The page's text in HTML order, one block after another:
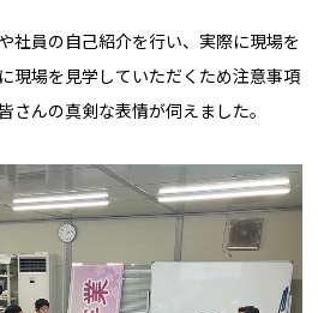
社員の自己紹介を行い、実際に現場を
現場を見学していただくため注意事項
さんの真剣な表情が伺えました。